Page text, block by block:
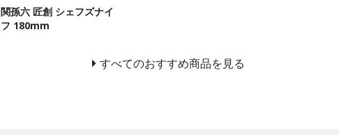
関孫六 匠創 シェフズナイ
フ 180mm
すべてのおすすめ商品を見る